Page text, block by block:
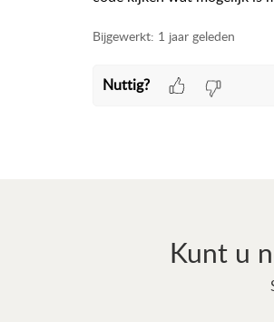
Bijgewerkt: 1 jaar geleden
Nuttig?
Kunt u